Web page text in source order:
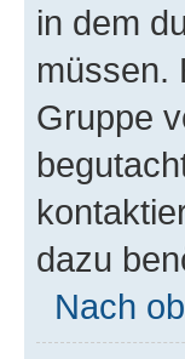
in dem
müssen.
Gruppe
dazu
Nach